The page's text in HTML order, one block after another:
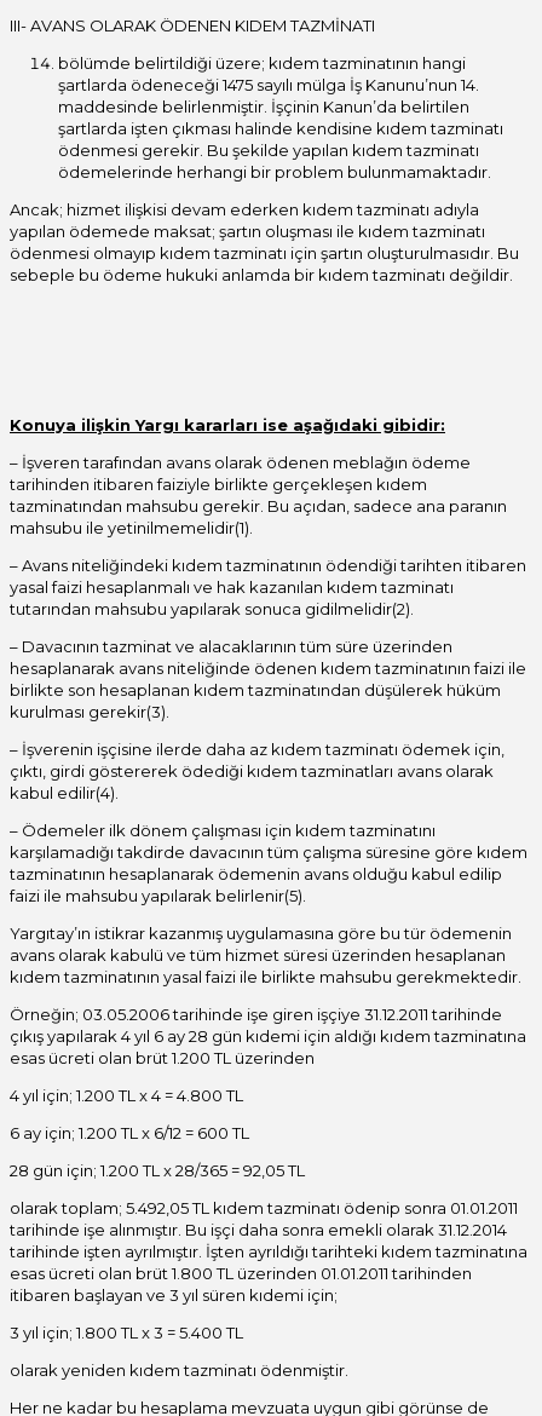
III- AVANS OLARAK ÖDENEN KIDEM TAZMİNATI
bölümde belirtildiği üzere; kıdem tazminatının hangi
şartlarda ödeneceği 1475 sayılı mülga İş Kanunu’nun 14.
maddesinde belirlenmiştir. İşçinin Kanun’da belirtilen
şartlarda işten çıkması halinde kendisine kıdem tazminatı
ödenmesi gerekir. Bu şekilde yapılan kıdem tazminatı
ödemelerinde herhangi bir problem bulunmamaktadır.
Ancak; hizmet ilişkisi devam ederken kıdem tazminatı adıyla
yapılan ödemede maksat; şartın oluşması ile kıdem tazminatı
ödenmesi olmayıp kıdem tazminatı için şartın oluşturulmasıdır. Bu
sebeple bu ödeme hukuki anlamda bir kıdem tazminatı değildir.
Konuya ilişkin Yargı kararları ise aşağıdaki gibidir:
– İşveren tarafından avans olarak ödenen meblağın ödeme
tarihinden itibaren faiziyle birlikte gerçekleşen kıdem
tazminatından mahsubu gerekir. Bu açıdan, sadece ana paranın
mahsubu ile yetinilmemelidir(1).
– Avans niteliğindeki kıdem tazminatının ödendiği tarihten itibaren
yasal faizi hesaplanmalı ve hak kazanılan kıdem tazminatı
tutarından mahsubu yapılarak sonuca gidilmelidir(2).
– Davacının tazminat ve alacaklarının tüm süre üzerinden
hesaplanarak avans niteliğinde ödenen kıdem tazminatının faizi ile
birlikte son hesaplanan kıdem tazminatından düşülerek hüküm
kurulması gerekir(3).
– İşverenin işçisine ilerde daha az kıdem tazminatı ödemek için,
çıktı, girdi göstererek ödediği kıdem tazminatları avans olarak
kabul edilir(4).
– Ödemeler ilk dönem çalışması için kıdem tazminatını
karşılamadığı takdirde davacının tüm çalışma süresine göre kıdem
tazminatının hesaplanarak ödemenin avans olduğu kabul edilip
faizi ile mahsubu yapılarak belirlenir(5).
Yargıtay’ın istikrar kazanmış uygulamasına göre bu tür ödemenin
avans olarak kabulü ve tüm hizmet süresi üzerinden hesaplanan
kıdem tazminatının yasal faizi ile birlikte mahsubu gerekmektedir.
Örneğin; 03.05.2006 tarihinde işe giren işçiye 31.12.2011 tarihinde
çıkış yapılarak 4 yıl 6 ay 28 gün kıdemi için aldığı kıdem tazminatına
esas ücreti olan brüt 1.200 TL üzerinden
4 yıl için; 1.200 TL x 4 = 4.800 TL
6 ay için; 1.200 TL x 6/12 = 600 TL
28 gün için; 1.200 TL x 28/365 = 92,05 TL
olarak toplam; 5.492,05 TL kıdem tazminatı ödenip sonra 01.01.2011
tarihinde işe alınmıştır. Bu işçi daha sonra emekli olarak 31.12.2014
tarihinde işten ayrılmıştır. İşten ayrıldığı tarihteki kıdem tazminatına
esas ücreti olan brüt 1.800 TL üzerinden 01.01.2011 tarihinden
itibaren başlayan ve 3 yıl süren kıdemi için;
3 yıl için; 1.800 TL x 3 = 5.400 TL
olarak yeniden kıdem tazminatı ödenmiştir.
Her ne kadar bu hesaplama mevzuata uygun gibi görünse de